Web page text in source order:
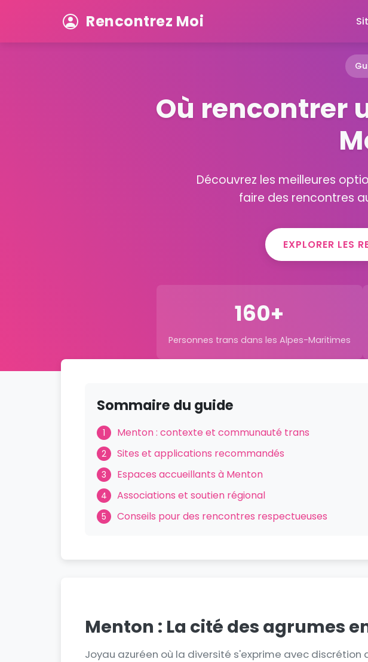
Rencontrez Moi
Où rencontrer
Découvrez les meilleures
faire des rencontres
EXPLORER LES
160+
Personnes trans dans les Alpes-Maritimes
Sommaire du guide
1 Menton : contexte et communauté trans
2 Sites et applications recommandés
3 Espaces accueillants à Menton
4 Associations et soutien régional
5 Conseils pour des rencontres respectueuses
Menton : La cité des agrumes
Joyau azuréen où la diversité s'exprime avec